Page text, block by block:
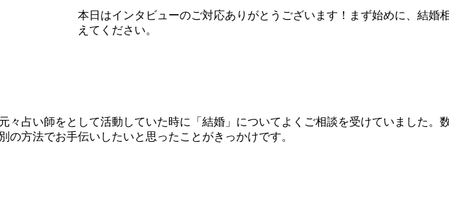
本日はインタビューのご対応ありがとうございます！まず始めに、結婚
えてください。
元々 占い師をとして活動していた時に「結婚」についてよくご相談を受けていました 。
別の方法でお手伝いしたいと思ったことがきっかけです。